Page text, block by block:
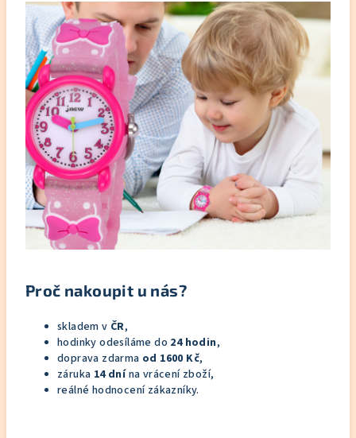
Proč nakoupit u nás?
skladem v ČR,
hodinky odesíláme do 24 hodin,
doprava zdarma od 1600 Kč,
záruka 14 dnína vrácení zboží,
reálné hodnocení zákazníky.